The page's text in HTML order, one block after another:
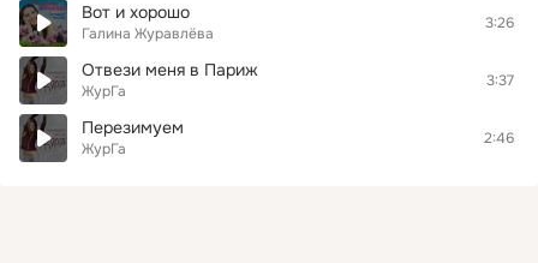
Вот и хорошо
Галина Журавлёва
3:26
Отвези меня в Париж
ЖурГа
3:37
Перезимуем
ЖурГа
2:46